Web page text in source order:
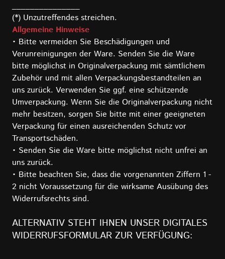
(*) Unzutreffendes streichen.
Allgemeine Hinweise
• Bitte vermeiden Sie Beschädigungen und
Verunreinigungen der Ware. Senden Sie die Ware
bitte möglichst in Originalverpackung mit sämtlichem
Zubehör und mit allen Verpackungsbestandteilen an
uns zurück. Verwenden Sie ggf. eine schützende
Umverpackung. Wenn Sie die Originalverpackung nicht
mehr besitzen, sorgen Sie bitte mit einer geeigneten
Verpackung für einen ausreichenden Schutz vor
Transportschäden.
• Senden Sie die Ware bitte möglichst nicht unfrei an
uns zurück.
• Bitte beachten Sie, dass die vorgenannten Ziffern 1 -
2 nicht Voraussetzung für die wirksame Ausübung des
Widerrufsrechts sind.
ALTERNATIV STEHT IHNEN UNSER DIGITALES
WIDERRUFSFORMULAR ZUR VERFÜGUNG: